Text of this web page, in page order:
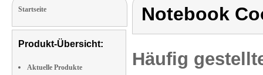
Startseite
Produkt-Übersicht:
Aktuelle Produkte
Notebook
Häufig